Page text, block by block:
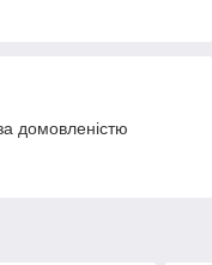
домовленістю